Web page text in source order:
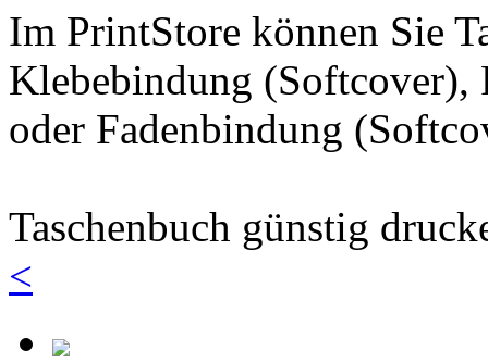
Im PrintStore können Sie
Klebebindung
oder Fadenbindung
Taschenbuch günstig
<